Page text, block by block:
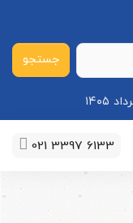
جستجو
021 3397 6133